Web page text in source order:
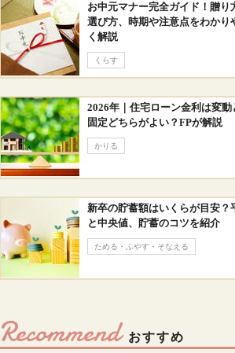
お中元マナー完全ガイド！贈り
選び方、時期や注意点をわかり
く解説
くらす
2026年｜住宅ローン金利は変動
固定どちらがよい？FPが解説
かりる
新卒の貯蓄額はいくらが目安？
と中央値、貯蓄のコツを紹介
ためる・ふやす・そなえる
Recommend おすすめ